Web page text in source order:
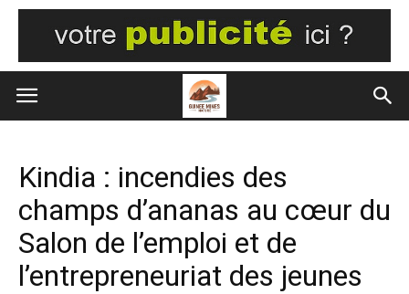
Kindia : incendies des
champs d’ananas au cœur du
Salon de l’emploi et de
l’entrepreneuriat des jeunes